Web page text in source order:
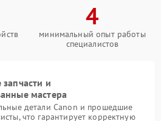
4
минимальный опыт работы
специалистов
и
мастера
детали Canon и прошедшие
что гарантирует корректную